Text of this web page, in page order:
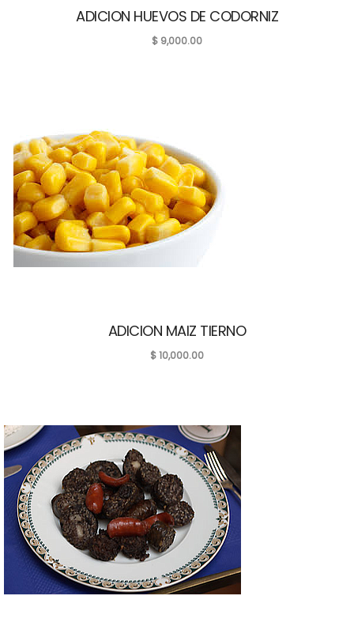
ADICION HUEVOS DE CODORNIZ
$ 9,000.00
ADICION MAIZ TIERNO
$10,000.00